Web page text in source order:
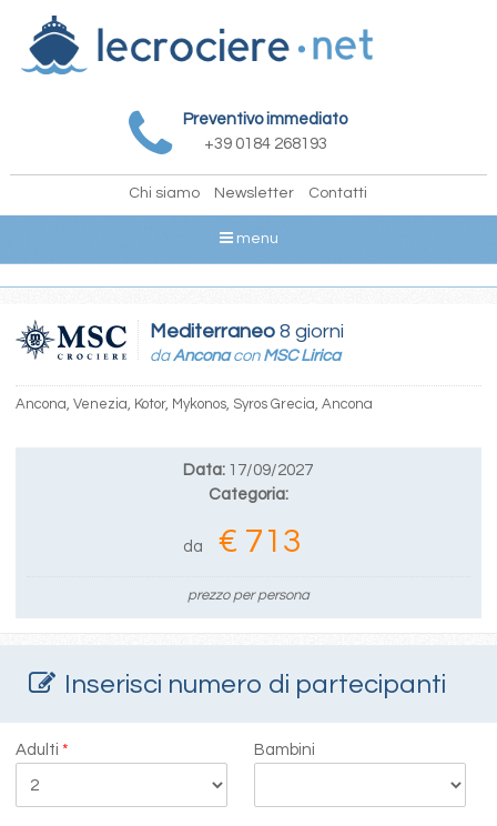
Preventivo immediato
+39 0184 268193
Chi siamo Newsletter Contatti
menu
Mediterraneo8 giorni
daAnconacon MSC Lirica
Ancona, Venezia, Kotor, Mykonos, Syros Grecia, Ancona
Data: 17/09/2027
Categoria:
da € 713
prezzo per persona
Inserisci numero di partecipanti
Adulti* Bambini